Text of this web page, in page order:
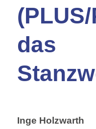
das
Inge Holzwarth